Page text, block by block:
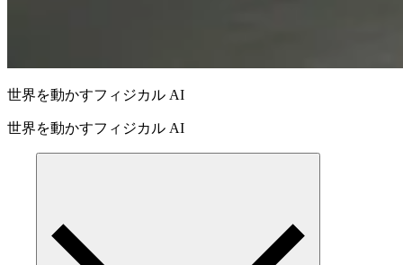
世界を動かすフィジカル AI
世界を動かすフィジカル AI